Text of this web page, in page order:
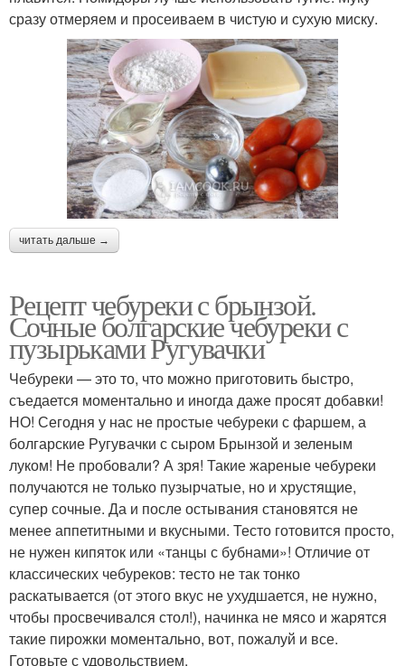
сразу отмеряем и просеиваем в чистую и сухую миску.
читать дальше →
Рецепт чебуреки с брынзой.
Сочные болгарские чебуреки с
пузырьками Ругувачки
Чебуреки — это то, что можно приготовить быстро,
съедается моментально и иногда даже просят добавки!
НО! Сегодня у нас не простые чебуреки с фаршем, а
болгарские Ругувачки с сыром Брынзой и зеленым
луком! Не пробовали? А зря! Такие жареные чебуреки
получаются не только пузырчатые, но и хрустящие,
супер сочные. Да и после остывания становятся не
менее аппетитными и вкусными. Тесто готовится просто,
не нужен кипяток или «танцы с бубнами»! Отличие от
классических чебуреков: тесто не так тонко
раскатывается (от этого вкус не ухудшается, не нужно,
чтобы просвечивался стол!), начинка не мясо и жарятся
такие пирожки моментально, вот, пожалуй и все.
Готовьте с удовольствием.